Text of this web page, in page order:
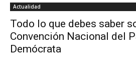
Actualidad
Todo lo que debes saber
Convención Nacional del
Demócrata